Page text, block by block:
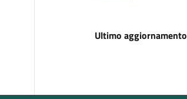
Ultimo aggiornamento